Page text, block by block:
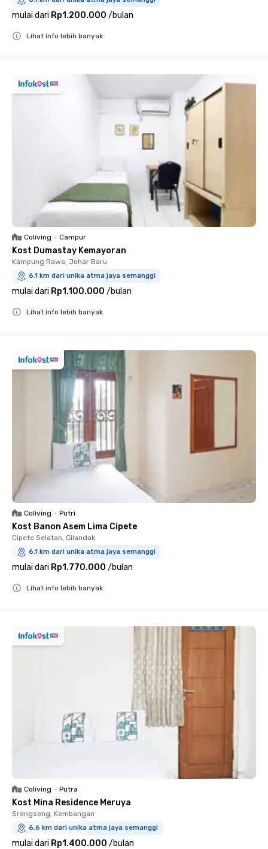
mulai dari Rp1.200.000 /bulan
Lihat info lebih banyak
Coliving • Campur
Kost Dumastay Kemayoran
Kampung Rawa, Johar Baru
6.1 km dari unika atma jaya semanggi
mulai dari Rp1.100.000 /bulan
Lihat info lebih banyak
Coliving • Putri
Kost Banon Asem Lima Cipete
Cipete Selatan, Cilandak
6.1 km dari unika atma jaya semanggi
mulai dari Rp1.770.000 /bulan
Lihat info lebih banyak
Coliving • Putra
Kost Mina Residence Meruya
Srengseng, Kembangan
6.6 km dari unika atma jaya semanggi
mulai dari Rp1.400.000 /bulan